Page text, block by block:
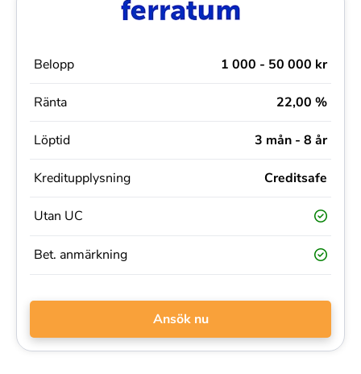
Belopp 1 000 - 50 000 kr
Ränta 22,00 %
Löptid 3 mån - 8 år
Kreditupplysning Creditsafe
Utan UC
Bet. anmärkning
Ansök nu